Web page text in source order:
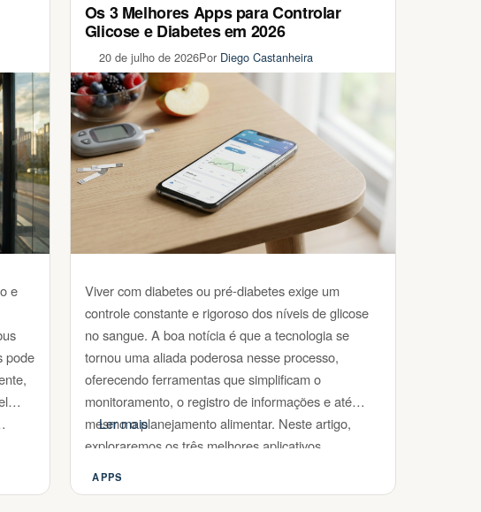
e
pode
Os 3 Melhores Apps para Controlar
Glicose e Diabetes em 2026
20 de julho de 2026Por Diego Castanheira
Viver com diabetes ou pré-diabetes exige um
controle constante e rigoroso dos níveis de glicose
no sangue. A boa notícia é que a tecnologia se
tornou uma aliada poderosa nesse processo,
oferecendo ferramentas que simplificam o
monitoramento, o registro de informações e até
mesmo o planejamento alimentar. Neste artigo,
exploraremos os três melhores aplicativos
Ler mais
Categorias
APPS